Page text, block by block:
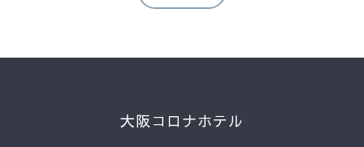
大阪コロナホテル